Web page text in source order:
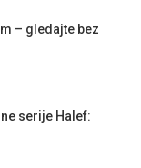
– gledajte bez
serije Halef: